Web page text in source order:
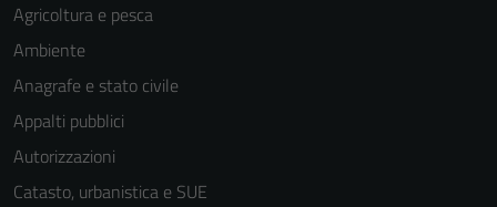
Agricoltura e pesca
Ambiente
Anagrafe e stato civile
Appalti pubblici
Autorizzazioni
Catasto, urbanistica e SUE